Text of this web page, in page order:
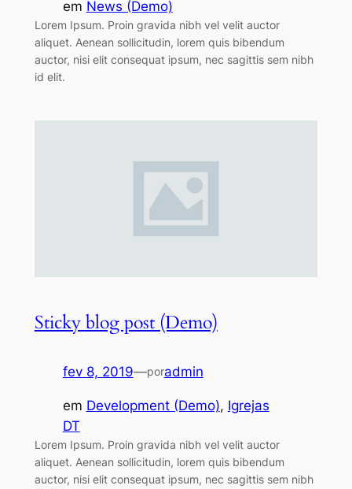
em News (Demo)
Lorem Ipsum. Proin gravida nibh vel velit auctor
aliquet. Aenean sollicitudin, lorem quis bibendum
auctor, nisi elit consequat ipsum, nec sagittis sem nibh
id elit.
Sticky blog post (Demo)
fev 8, 2019—poradmin
em Development (Demo), Igrejas
DT
Lorem Ipsum. Proin gravida nibh vel velit auctor
aliquet. Aenean sollicitudin, lorem quis bibendum
auctor, nisi elit consequat ipsum, nec sagittis sem nibh